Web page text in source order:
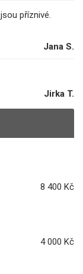
příznivé.
Jana S.
Jirka T.
8 400 Kč
4 000 Kč